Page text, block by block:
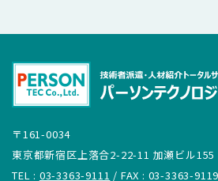
〒161-0034
東京都新宿区上落合2-22-11 加瀬ビル155
TEL : 03-3363-9111 / FAX : 03-3363-9119